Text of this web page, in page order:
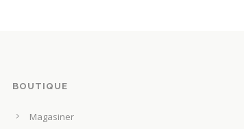
BOUTIQUE
Magasiner